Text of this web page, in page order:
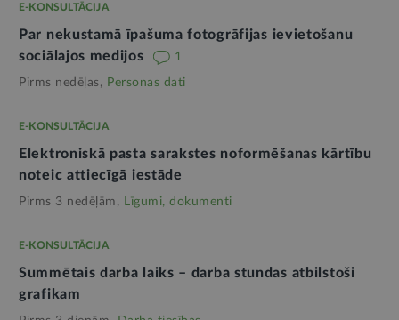
E-KONSULTĀCIJA
Par nekustamā īpašuma fotogrāfijas ievietošanu
sociālajos medijos
1
Pirms nedēļas, Personas dati
E-KONSULTĀCIJA
Elektroniskā pasta sarakstes noformēšanas kārtību
noteic attiecīgā iestāde
Pirms 3 nedēļām, Līgumi, dokumenti
E-KONSULTĀCIJA
Summētais darba laiks – darba stundas atbilstoši
grafikam